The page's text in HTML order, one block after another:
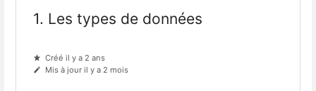
1. Les types de données
Créé il y a 2 ans
Mis à jour il y a 2 mois